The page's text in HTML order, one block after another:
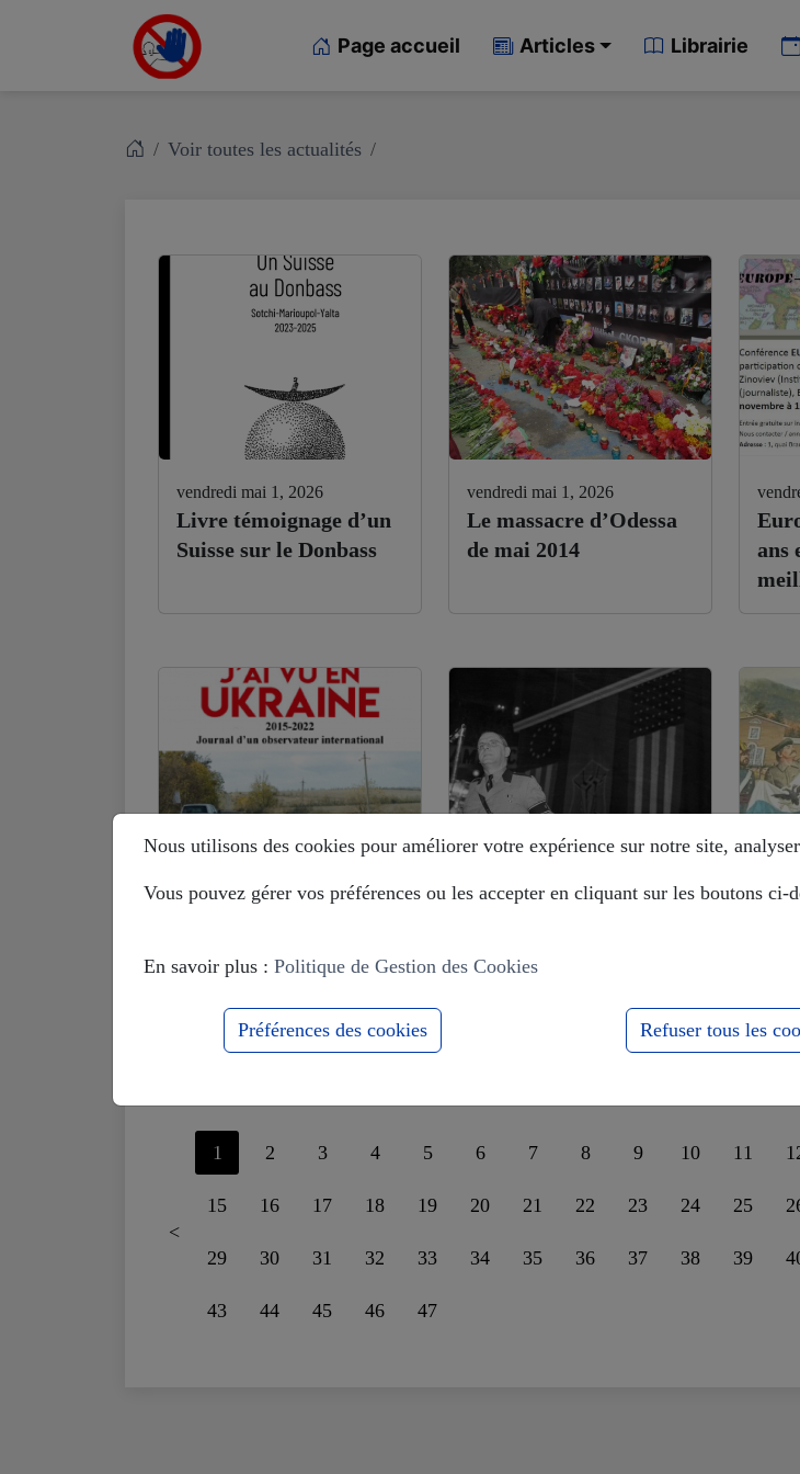
Page accueil Articles Librairie
Voir toutes les actualités
vendredi mai 1, 2026
Livre témoignage d’un
Suisse sur le Donbass
vendredi mai 1, 2026
Le massacre d’Odessa
de mai 2014
ans
lundi septembre 29, 2025
en Ukraine) : je ne
mensonge
mardi août 12, 2025
Européistes veulent
mardi
<
1 2 3 4 5 6 7 8 9 10 11
15 16 17 18 19 20 21 22 23 24 25
29 30 31 32 33 34 35 36 37 38 39
43 44 45 46 47
Nous utilisons des cookies pour améliorer votre expérience sur notre site,
Vous pouvez gérer vos préférences ou les accepter en cliquant sur les boutons ci-
En savoir plus : Politique de Gestion des Cookies
Préférences des cookies Refuser tous les